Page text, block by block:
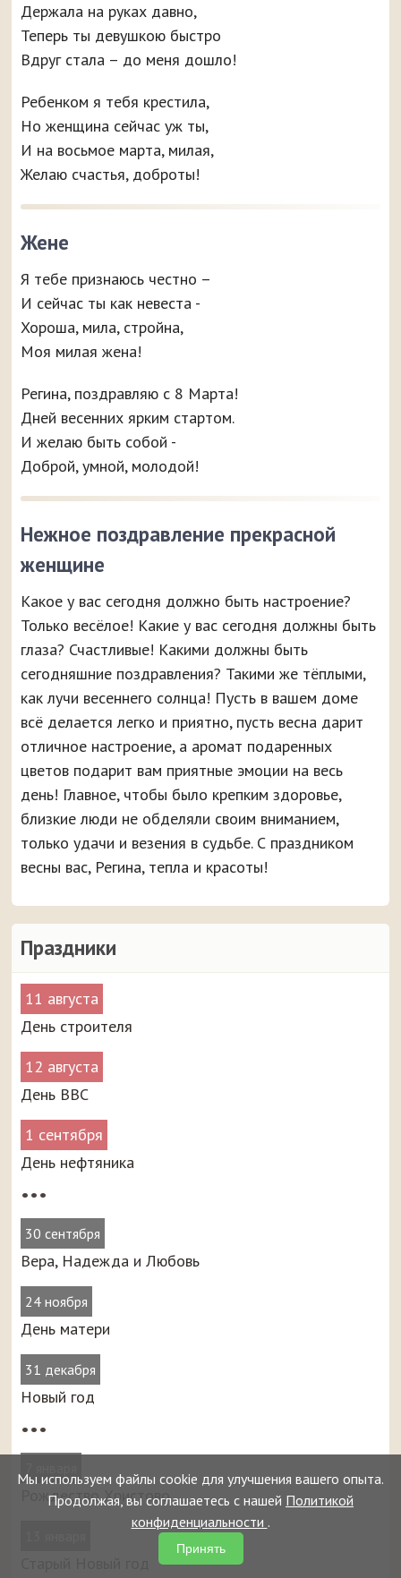
Праздники
11 августа
День строителя
12 августа
День ВВС
1 сентября
День нефтяника
•••
30 сентября
Вера, Надежда и Любовь
24 ноября
День матери
31 декабря
Новый год
•••
Рождество Христово
Держала на руках давно,
Теперь ты девушкою быстро
Вдруг стала – до меня дошло!
Ребенком я тебя крестила,
Но женщина сейчас уж ты,
И на восьмое марта, милая,
Желаю счастья, доброты!
Жене
Я тебе признаюсь честно –
И сейчас ты как невеста -
Хороша, мила, стройна,
Моя милая жена!
Регина, поздравляю с 8 Марта!
Дней весенних ярким стартом.
И желаю быть собой -
Доброй, умной, молодой!
Нежное поздравление прекрасной
женщине
Какое у вас сегодня должно быть настроение?
Только весёлое! Какие у вас сегодня должны быть
глаза? Счастливые! Какими должны быть
сегодняшние поздравления? Такими же тёплыми,
как лучи весеннего солнца! Пусть в вашем доме
всё делается легко и приятно, пусть весна дарит
отличное настроение, а аромат подаренных
цветов подарит вам приятные эмоции на весь
день! Главное, чтобы было крепким здоровье,
близкие люди не обделяли своим вниманием,
только удачи и везения в судьбе. С праздником
весны вас, Регина, тепла и красоты!
Мы используем файлы cookie для улучшения вашего опыта.
Продолжая, вы соглашаетесь с нашей Политикой
конфиденциальности .
Принять